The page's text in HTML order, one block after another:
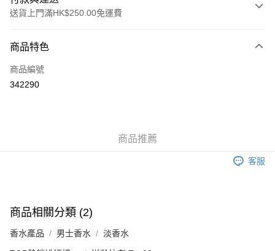
送貨上門滿HK$250.00免運費
信用卡
Apple Pay
付款後門市自取，訂單確認後2-4個工作天到店，7天內取。逾期後
商品特色
商品編號
342290
商品推薦
客服
商品相關分類 (2)
香水產品 男士香水 淡香水